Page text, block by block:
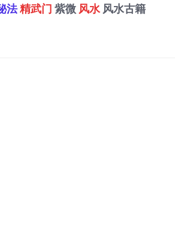
法精武门 紫微 风水 风水古籍